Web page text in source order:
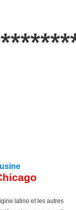
latino et les autres